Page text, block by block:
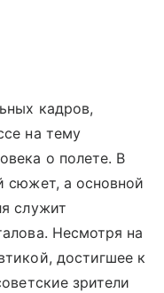
кадров,
на тему
о полете. В
сюжет, а основной
служит
Несмотря на
достигшее к
зрители